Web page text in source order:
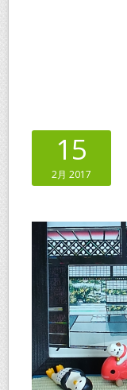
15
2月 2017